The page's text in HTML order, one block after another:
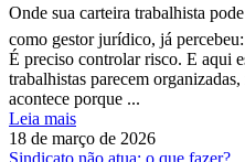
Onde sua carteira trabalhista
como gestor jurídico, já
É preciso controlar risco. E aqui
trabalhistas parecem
acontece porque ...
Leia mais
18 de março de 2026
Sindicato não atua: o que fazer?